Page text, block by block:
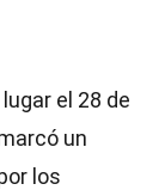
el 28 de
un
los